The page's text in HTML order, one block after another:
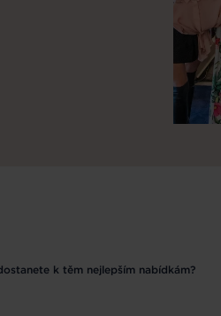
k těm nejlepším nabídkám?